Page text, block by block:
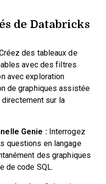
de Databricks
des tableaux de
avec des filtres
avec exploration
de graphiques assistée
sur la
Genie : Interrogez
questions en langage
des graphiques
de code SQL.